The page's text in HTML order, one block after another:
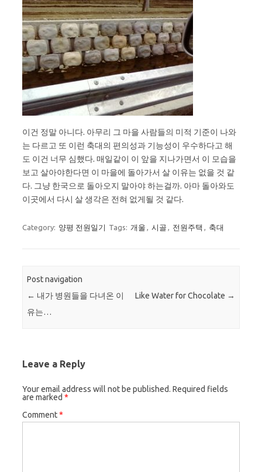
이건 정말 아니다. 아무리 그 마을 사람들의 미적 기준이 나와
는 다르고 또 이런 축대의 편의성과 기능성이 우수하다고 해
도 이건 너무 심했다. 매일같이 이 앞을 지나가면서 이 모습을
보고 살아야한다면 이 마을에 돌아가서 살 이유는 없을 것 같
다. 그냥 한국으로 돌아오지 말아야 하는걸까. 아마 돌아와도
이곳에서 다시 살 생각은 전혀 없게될 것 같다.
Category: 양평 전원일기 Tags: 개울 , 시골 , 전원주택 , 축대
Post navigation
← 내가 병원들을 다녀온 이
유는…
Like Water for Chocolate →
Leave a Reply
Your email address will not be published. Required fields
are marked *
Comment*